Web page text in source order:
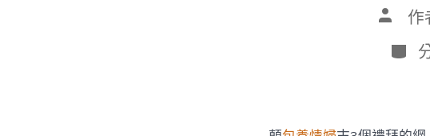
文
作
者
作
分
類